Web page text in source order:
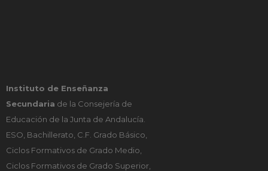
Instituto de Enseñanza
Secundaria de la Consejería de
Educación de la Junta de Andalucía.
ESO, Bachillerato, C.F. Grado Básico,
Ciclos Formativos de Grado Medio,
Ciclos Formativos de Grado Superior,